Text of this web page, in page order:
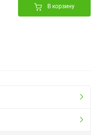
В корзину